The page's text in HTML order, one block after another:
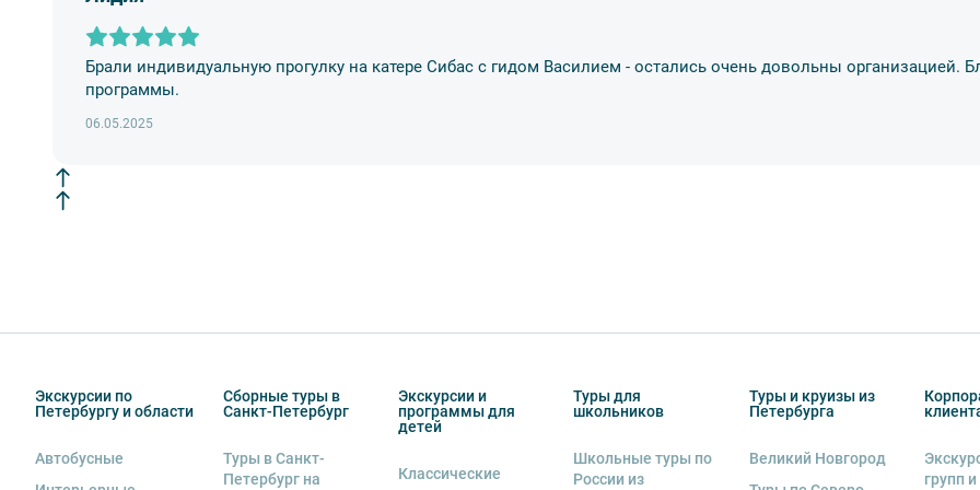
Брали индивидуальную прогулку на катере Сибас с гидом Василием - остались очень довольны организацией.
программы.
06.05.2025
Экскурсии по
Петербургу и области
Автобусные
Сборные туры в
Санкт-Петербург
Туры в Санкт-
Петербург на
Экскурсии и
программы для
детей
Классические
Туры для
школьников
Школьные туры по
России из
Туры и круизы из
Петербурга
Великий Новгород
групп